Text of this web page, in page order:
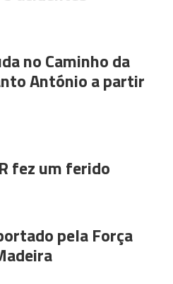
no Caminho da
António a partir
fez um ferido
pela Força